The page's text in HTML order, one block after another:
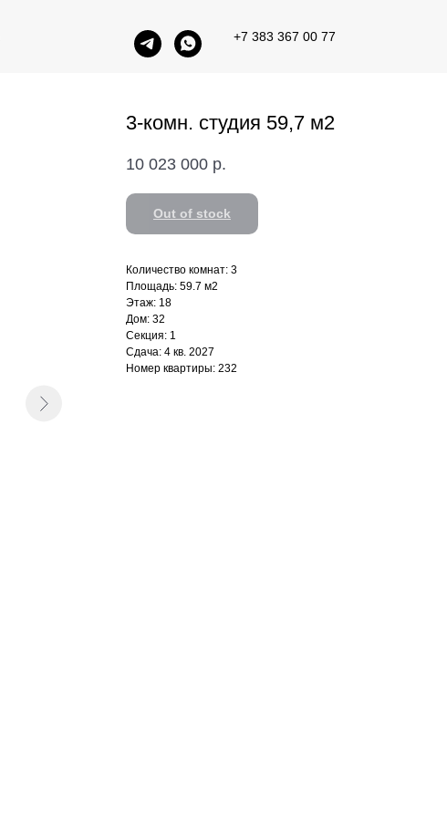
+7 383 367 00 77
3-комн. студия 59,7 м2
10 023 000 р.
Out of stock
Количество комнат: 3
Площадь: 59.7 м2
Этаж: 18
Дом: 32
Секция: 1
Сдача: 4 кв. 2027
Номер квартиры: 232